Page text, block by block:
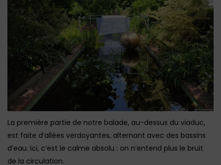
La première partie de notre balade, au-dessus du viaduc,
est faite d’allées verdoyantes, alternant avec des bassins
d’eau. Ici, c’est le calme absolu : on n’entend plus le bruit
de la circulation.